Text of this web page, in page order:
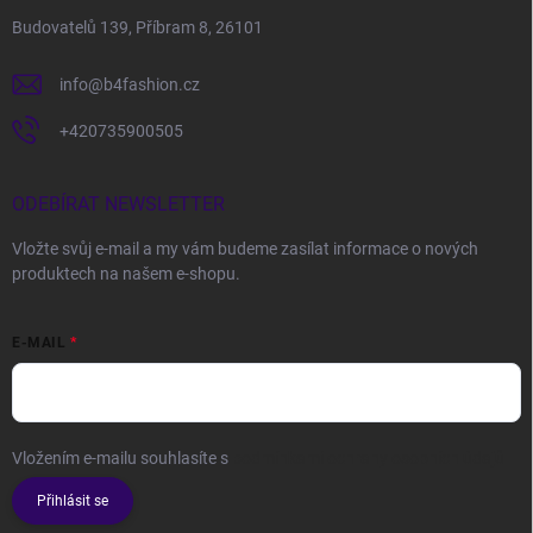
Budovatelů 139, Příbram 8, 26101
info@b4fashion.cz
+420735900505
ODEBÍRAT NEWSLETTER
Vložte svůj e-mail a my vám budeme zasílat informace o nových
produktech na našem e-shopu.
E-MAIL
Vložením e-mailu souhlasíte s
Přihlásit se